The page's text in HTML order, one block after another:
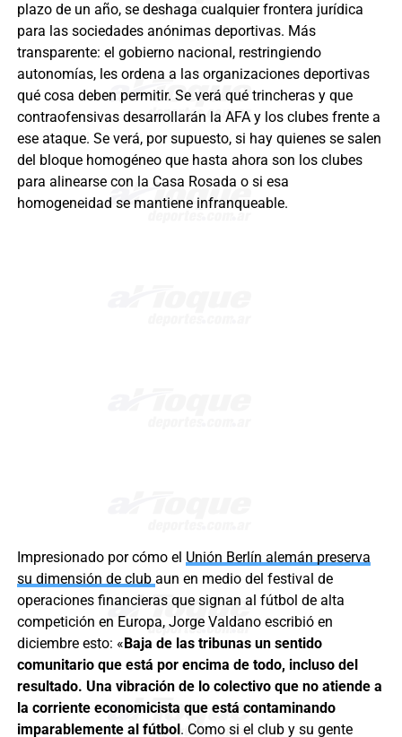
plazo de un año, se deshaga cualquier frontera jurídica
para las sociedades anónimas deportivas. Más
transparente: el gobierno nacional, restringiendo
autonomías, les ordena a las organizaciones deportivas
qué cosa deben permitir. Se verá qué trincheras y que
contraofensivas desarrollarán la AFA y los clubes frente a
ese ataque. Se verá, por supuesto, si hay quienes se salen
del bloque homogéneo que hasta ahora son los clubes
para alinearse con la Casa Rosada o si esa
homogeneidad se mantiene infranqueable.
Impresionado por cómo el Unión Berlín alemán preserva
su dimensión de club aun en medio del festival de
operaciones financieras que signan al fútbol de alta
competición en Europa, Jorge Valdano escribió en
diciembre esto: « Baja de las tribunas un sentido
comunitario que está por encima de todo, incluso del
resultado. Una vibración de lo colectivo que no atiende a
la corriente economicista que está contaminando
imparablemente al fútbol . Como si el club y su gente